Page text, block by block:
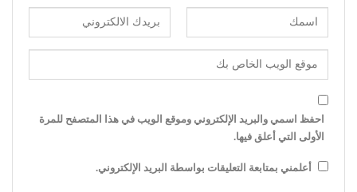
احفظ اسمي والبريد الإلكتروني وموقع الويب في هذا المتصفح للمرة
الأولى التي أعلق فيها.
أعلمني بمتابعة التعليقات بواسطة البريد الإلكتروني.